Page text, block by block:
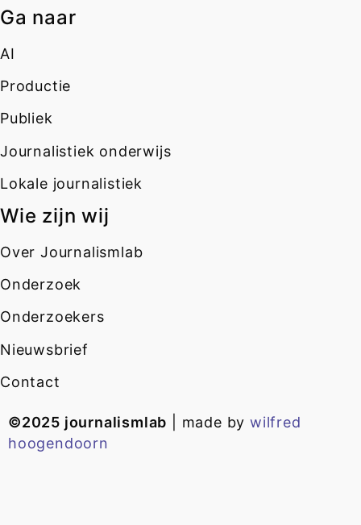
Ga naar
AI
Productie
Publiek
Journalistiek onderwijs
Lokale journalistiek
Wie zijn wij
Over Journalismlab
Onderzoek
Onderzoekers
Nieuwsbrief
Contact
©2025 journalismlab | made bywilfred
hoogendoorn